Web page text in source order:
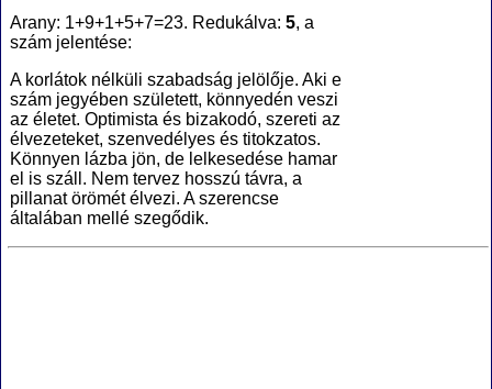
Arany: 1+9+1+5+7=23. Redukálva: 5, a
szám jelentése:
A korlátok nélküli szabadság jelölője. Aki e
szám jegyében született, könnyedén veszi
az életet. Optimista és bizakodó, szereti az
élvezeteket, szenvedélyes és titokzatos.
Könnyen lázba jön, de lelkesedése hamar
el is száll. Nem tervez hosszú távra, a
pillanat örömét élvezi. A szerencse
általában mellé szegődik.